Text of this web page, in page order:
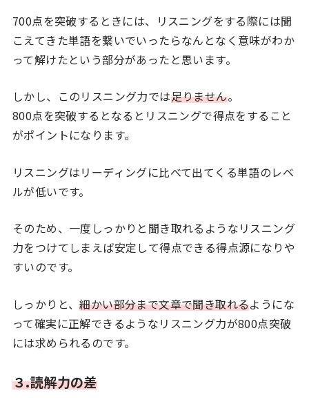
700点を突破するときには、リスニングをする際には聞
こえてきた単語を繋いでいったらなんとなく意味がわか
って解けたという部分があったと思います。
しかし、このリスニング力では足りません。
800点を突破するとなるとリスニングで得点をすること
がポイントになります。
リスニングはリーディングに比べて出てくる単語のレベ
ルが低いです。
そのため、一度しっかりと聞き取れるようなリスニング
力をつけてしまえば安定して得点できる得点源になりや
すいのです。
しっかりと、細かい部分まで文章で聞き取れるようにな
って確実に正解できるようなリスニング力が800点突破
には求められるのです。
３.読解力の差